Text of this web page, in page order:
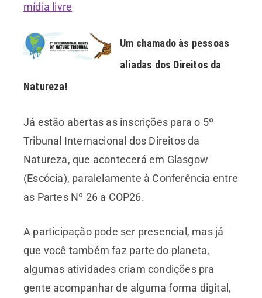
mídia livre
Um chamado às pessoas
aliadas dos Direitos da
Natureza!
Já estão abertas as inscrições para o 5º
Tribunal Internacional dos Direitos da
Natureza, que acontecerá em Glasgow
(Escócia), paralelamente à Conferência entre
as Partes Nº 26 a COP26.
A participação pode ser presencial, mas já
que você também faz parte do planeta,
algumas atividades criam condições pra
gente acompanhar de alguma forma digital,